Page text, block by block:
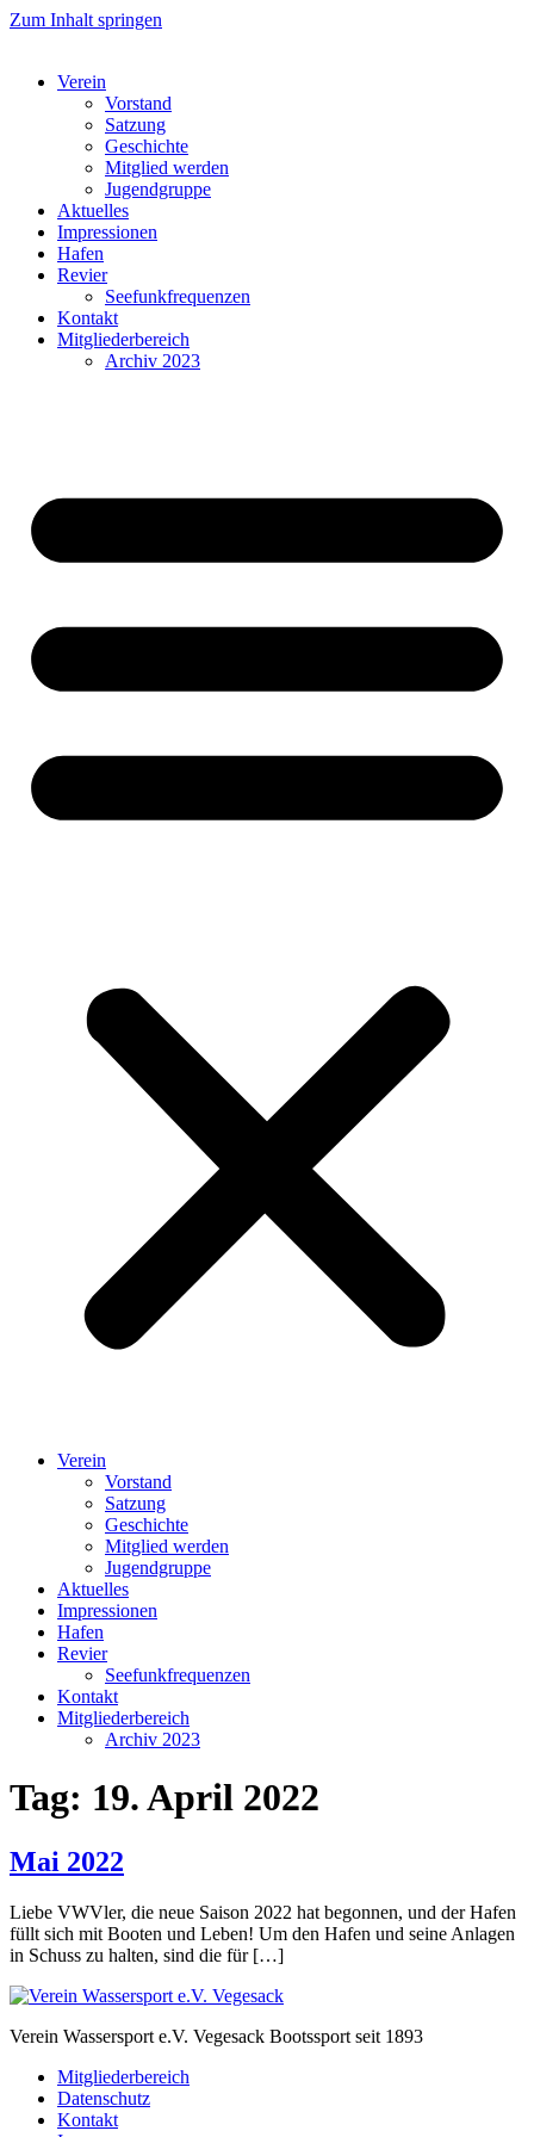
Zum Inhalt springen
Verein
Vorstand
Satzung
Geschichte
Mitglied werden
Jugendgruppe
Aktuelles
Impressionen
Hafen
Revier
Seefunkfrequenzen
Kontakt
Mitgliederbereich
Archiv 2023
Verein
Vorstand
Satzung
Geschichte
Mitglied werden
Jugendgruppe
Aktuelles
Impressionen
Hafen
Revier
Seefunkfrequenzen
Kontakt
Mitgliederbereich
Archiv 2023
Tag: 19. April 2022
Mai 2022
Liebe VWVler, die neue Saison 2022 hat begonnen, und der Hafen
füllt sich mit Booten und Leben! Um den Hafen und seine Anlagen
in Schuss zu halten, sind die für […]
Verein Wassersport e.V. Vegesack Bootssport seit 1893
Mitgliederbereich
Datenschutz
Kontakt